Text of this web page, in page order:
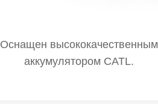
Оснащен высококачественным
аккумулятором CATL.